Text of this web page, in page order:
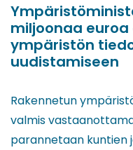
miljoonaa
ympäristön
uudistamiseen
Rakennetun
valmis
parannetaan kuntien